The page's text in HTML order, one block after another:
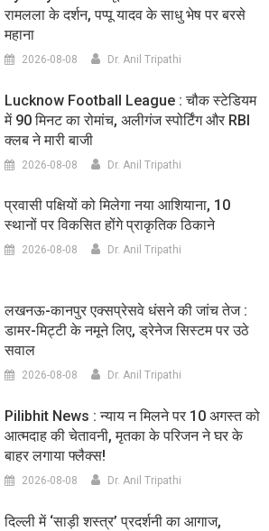
रामलला के दर्शन, पप्पू यादव के साधु भेष पर बरसे
महाना
2026-08-08 Dr. Anil Tripathi
Lucknow Football League : चौक स्टेडियम
में 90 मिनट का रोमांच, अलीगंज स्पोर्टिंग और RBI
क्लब ने मारी बाजी
2026-08-08 Dr. Anil Tripathi
प्रवासी पक्षियों को मिलेगा नया आशियाना, 10
स्थानों पर विकसित होंगे प्राकृतिक ठिकाने
2026-08-08 Dr. Anil Tripathi
लखनऊ-कानपुर एक्सप्रेसवे धंसने की जांच तेज :
डामर-मिट्टी के नमूने लिए, ड्रेनेज सिस्टम पर उठे
सवाल
2026-08-08 Dr. Anil Tripathi
Pilibhit News : न्याय न मिलने पर 10 अगस्त को
आत्मदाह की चेतावनी, मृतका के परिजन ने घर के
बाहर लगाया फ्लैक्स!
2026-08-08 Dr. Anil Tripathi
दिल्ली में ‘साड़ी शस्त्र’ प्रदर्शनी का आगाज,